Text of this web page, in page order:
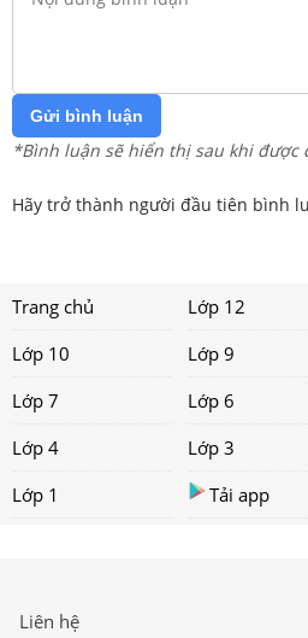
Gửi bình luận
*Bình luận sẽ hiển thị sau khi được
Hãy trở thành người đầu tiên bình
Trang chủ Lớp 12
Lớp 10
Lớp 9
Lớp 7
Lớp 6
Lớp 4
Lớp 3
Lớp 1
Tải app
Liên hệ